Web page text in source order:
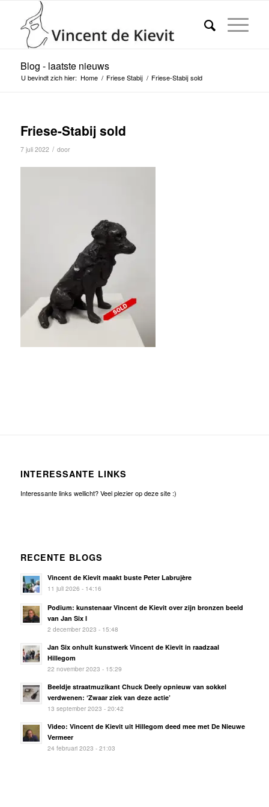
Blog - laatste nieuws
U bevindt zich hier: Home / Friese Stabij / Friese-Stabij sold
Friese-Stabij sold
7 juli 2022 / door
INTERESSANTE LINKS
Interessante links wellicht? Veel plezier op deze site :)
RECENTE BLOGS
Vincent de Kievit maakt buste Peter Labrujère
11 juli 2026 - 14:16
Podium: kunstenaar Vincent de Kievit over zijn bronzen beeld
van Jan Six I
2 december 2023 - 15:48
Jan Six onhult kunstwerk Vincent de Kievit in raadzaal
Hillegom
22 november 2023 - 15:29
Beeldje straatmuzikant Chuck Deely opnieuw van sokkel
verdwenen: ‘Zwaar ziek van deze actie’
13 september 2023 - 20:42
Video: Vincent de Kievit uit Hillegom deed mee met De Nieuwe
Vermeer
24 februari 2023 - 21:03